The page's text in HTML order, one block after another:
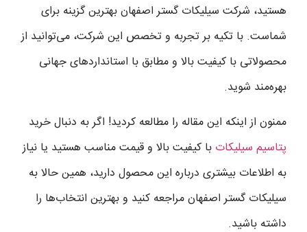
هستید، شرکت سیلیکات گستر اصفهان بهترین گزینه برای
شماست. با تکیه بر تجربه و تخصص این شرکت، می‌توانید از
محصولاتی با کیفیت بالا و مطابق با استانداردهای جهانی
بهره‌مند شوید.
ممنون از اینکه این مقاله را مطالعه کردید! اگر به دنبال خرید
پتاسیم سیلیکات با کیفیت بالا و قیمت مناسب هستید یا نیاز
به اطلاعات بیشتری درباره این محصول دارید، همین حالا به
سیلیکات گستر اصفهان مراجعه کنید و بهترین انتخاب‌ها را
داشته باشید.